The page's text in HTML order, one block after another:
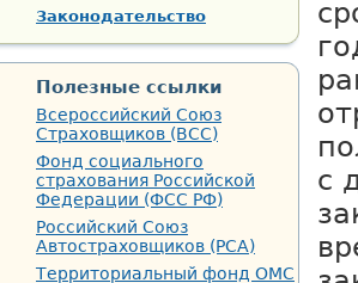
с
Законодательство
Полезные ссылки
Всероссийский Союз
Страховщиков (ВСС)
Фонд социального
страхования Российской
Федерации (ФСС РФ)
Российский Союз
Автостраховщиков (РСА)
Территориальный фонд ОМС